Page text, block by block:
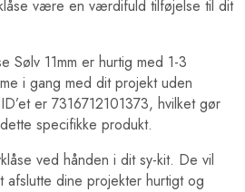
være en værdifuld tilføjelse til dit
Sølv 11mm er hurtig med 1-3
i gang med dit projekt uden
er 7316712101373, hvilket gør
specifikke produkt.
ved hånden i dit sy-kit. De vil
dine projekter hurtigt og